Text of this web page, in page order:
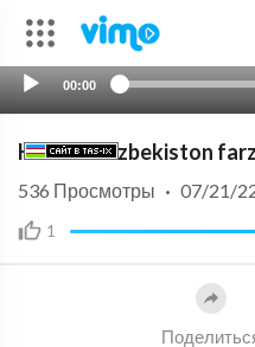
00:00
Husan - O'zbekiston
1
536 Просмотры · 07/21/